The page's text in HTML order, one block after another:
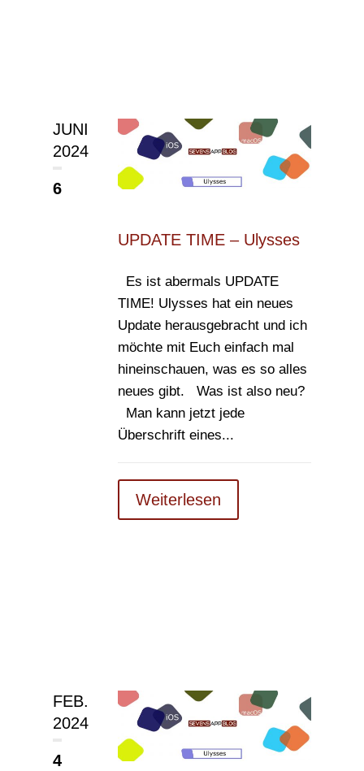
JUNI
2024
6
UPDATE TIME – Ulysses
Es ist abermals UPDATE
TIME! Ulysses hat ein neues
Update herausgebracht und ich
möchte mit Euch einfach mal
hineinschauen, was es so alles
neues gibt. Was ist also neu?
Man kann jetzt jede
Überschrift eines...
Weiterlesen
FEB.
2024
4